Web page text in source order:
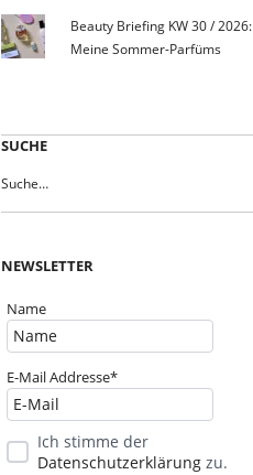
Beauty Briefing KW 30 / 2026:
Meine Sommer-Parfüms
SUCHE
NEWSLETTER
Name
E-Mail Addresse*
Ich stimme der
Datenschutzerklärung zu.